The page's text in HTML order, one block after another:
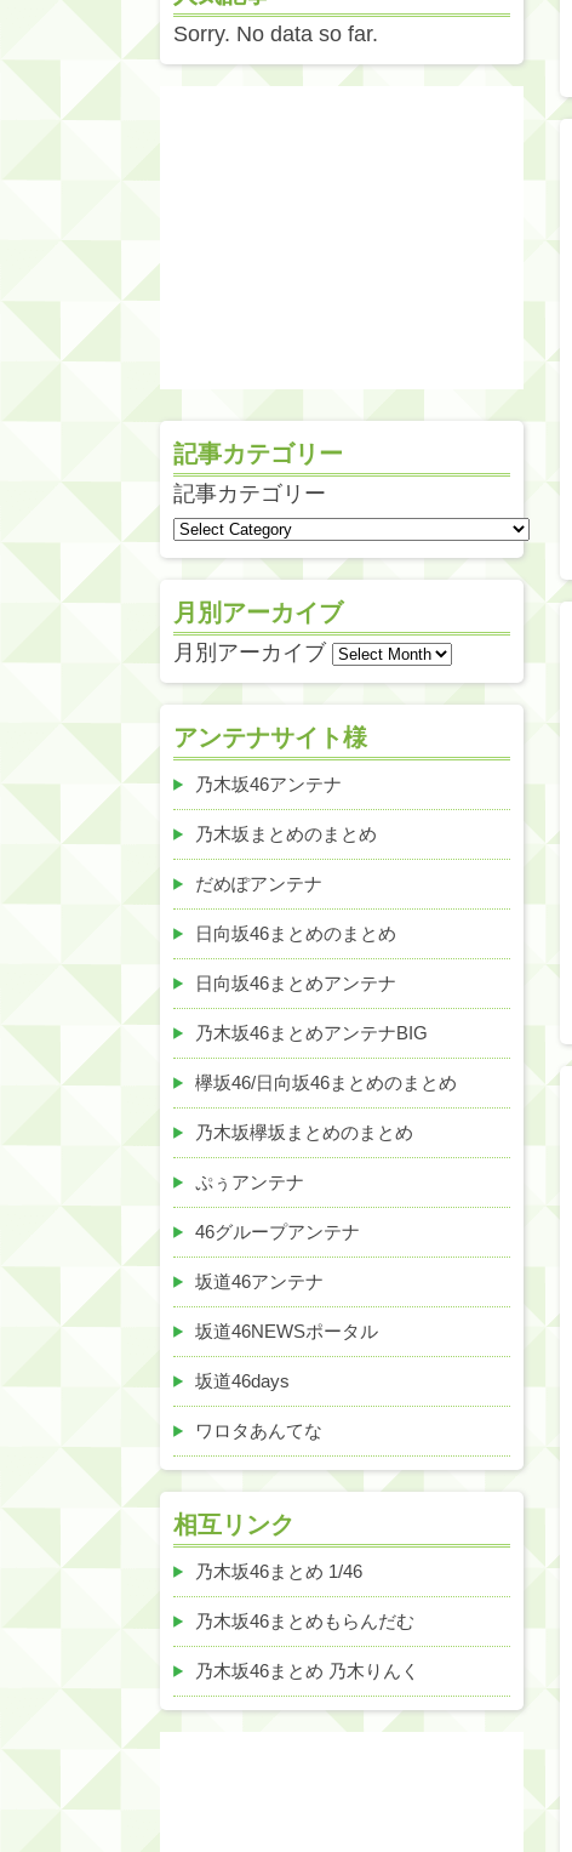
Sorry. No data so far.
記事カテゴリー
記事カテゴリー
月別アーカイブ
月別アーカイブ
アンテナサイト様
乃木坂46アンテナ
乃木坂まとめのまとめ
だめぽアンテナ
日向坂46まとめのまとめ
日向坂46まとめアンテナ
乃木坂46まとめアンテナBIG
欅坂46/日向坂46まとめのまとめ
乃木坂欅坂まとめのまとめ
ぷぅアンテナ
46グループアンテナ
坂道46アンテナ
坂道46NEWSポータル
坂道46days
ワロタあんてな
相互リンク
乃木坂46まとめ 1/46
乃木坂46まとめもらんだむ
乃木坂46まとめ 乃木りんく